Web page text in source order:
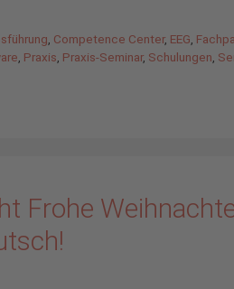
Competence Center, EEG
Praxis Praxis-Seminar, Schulungen
Frohe